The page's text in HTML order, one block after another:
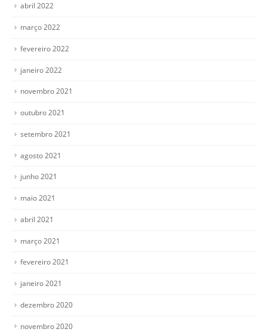
abril 2022
março 2022
fevereiro 2022
janeiro 2022
novembro 2021
outubro 2021
setembro 2021
agosto 2021
junho 2021
maio 2021
abril 2021
março 2021
fevereiro 2021
janeiro 2021
dezembro 2020
novembro 2020